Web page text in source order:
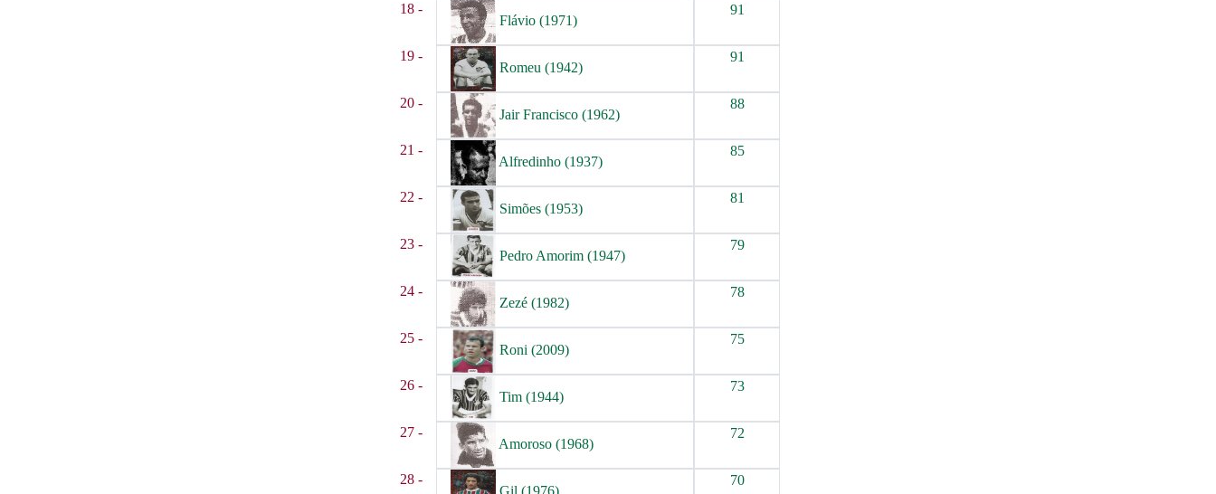
18 -
Flávio (1971)
91
19 -
Romeu (1942)
91
20 -
Jair Francisco (1962)
88
21 -
Alfredinho (1937)
85
22 -
Simões (1953)
81
23 -
Pedro Amorim (1947)
79
24 -
Zezé (1982)
78
25 -
Roni (2009)
75
26 -
Tim (1944)
73
27 -
Amoroso (1968)
72
28 -
Gil (1976)
70